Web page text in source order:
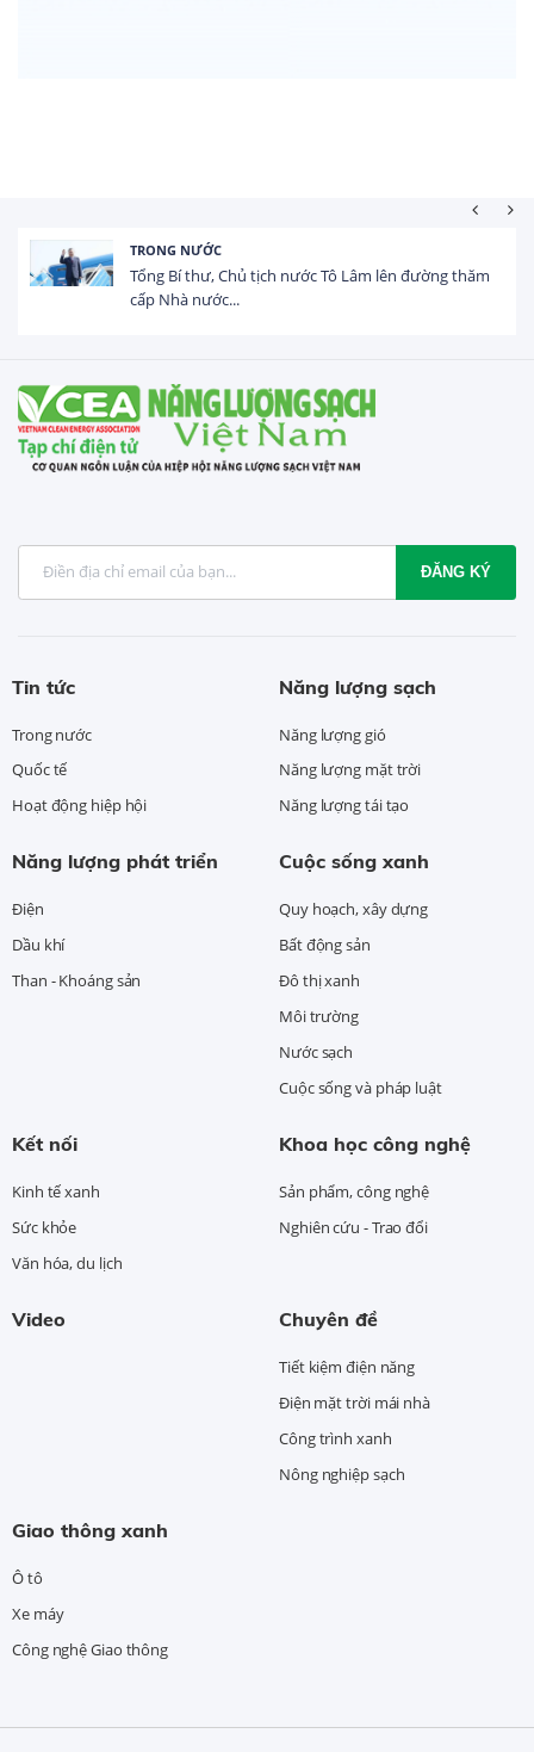
HOẠT ĐỘNG ĐẦU TƯ
Tổng vốn FDI đăng ký vào Việt Nam đạt gần 25 tỷ
USD trong 5 tháng...
ĐĂNG KÝ
Tin tức
Trong nước
Quốc tế
Hoạt động hiệp hội
Năng lượng sạch
Năng lượng gió
Năng lượng mặt trời
Năng lượng tái tạo
Năng lượng phát triển
Điện
Dầu khí
Than - Khoáng sản
Cuộc sống xanh
Quy hoạch, xây dựng
Bất động sản
Đô thị xanh
Môi trường
Nước sạch
Cuộc sống và pháp luật
Kết nối
Kinh tế xanh
Sức khỏe
Văn hóa, du lịch
Khoa học công nghệ
Sản phẩm, công nghệ
Nghiên cứu - Trao đổi
Video Chuyên đề
Tiết kiệm điện năng
Điện mặt trời mái nhà
Công trình xanh
Nông nghiệp sạch
Giao thông xanh
Ô tô
Xe máy
Công nghệ Giao thông